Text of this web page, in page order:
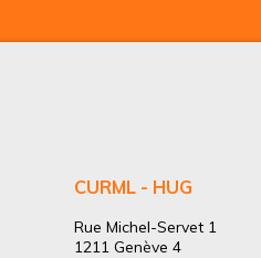
CURML - HUG
Rue Michel-Servet 1
1211 Genève 4